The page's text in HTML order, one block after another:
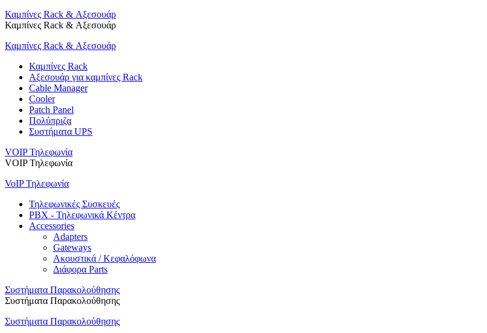
Καμπίνες Rack & Αξεσουάρ
Καμπίνες Rack & Αξεσουάρ
Καμπίνες Rack & Αξεσουάρ
Καμπίνες Rack
Αξεσουάρ για καμπίνες Rack
Cable Manager
Cooler
Patch Panel
Πολύπριζα
Συστήματα UPS
VOIP Τηλεφωνία
VOIP Τηλεφωνία
VoIP Τηλεφωνία
Τηλεφωνικές Συσκευές
PBX - Τηλεφωνικά Κέντρα
Accessories
Adapters
Gateways
Ακουστικά / Κεφαλόφωνα
Διάφορα Parts
Συστήματα Παρακολούθησης
Συστήματα Παρακολούθησης
Συστήματα Παρακολούθησης